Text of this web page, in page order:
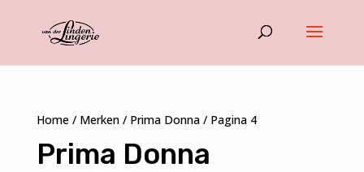
Home/ Merken/ Prima Donna/ Pagina 4
Prima Donna